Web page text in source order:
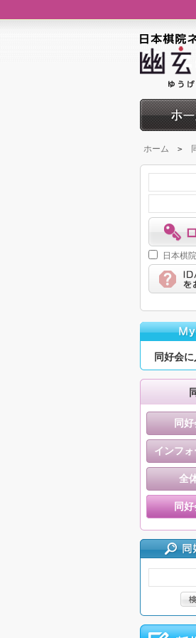
ホーム >
日本棋
同好会
同
インフ
全
同好